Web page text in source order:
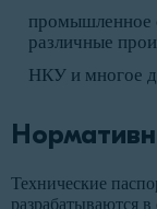
промышленное
различные
НКУ и многое
Технические
разрабатываются